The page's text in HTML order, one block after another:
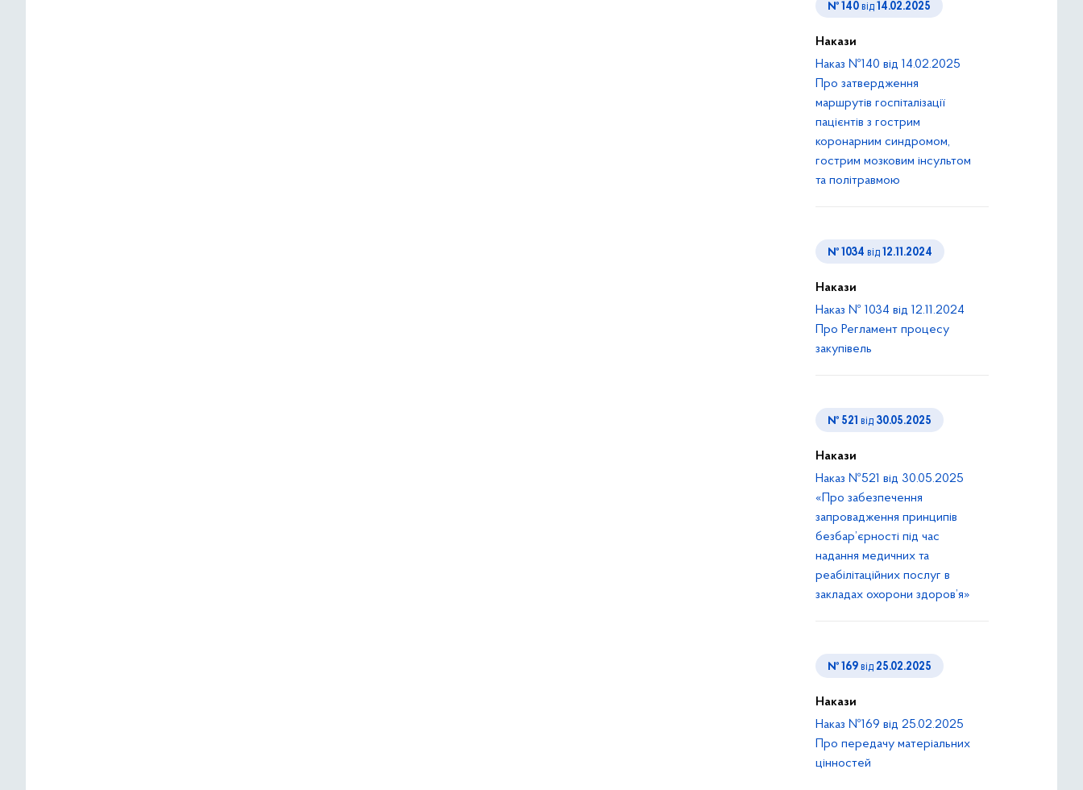
№ 140 від 14.02.2025
Накази
Наказ №140 від 14.02.2025
Про затвердження
маршрутів госпіталізації
пацієнтів з гострим
коронарним синдромом,
гострим мозковим інсультом
та політравмою
№ 1034 від 12.11.2024
Накази
Наказ № 1034 від 12.11.2024
Про Регламент процесу
закупівель
№ 521 від 30.05.2025
Накази
Наказ №521 від 30.05.2025
«Про забезпечення
запровадження принципів
безбар’єрності під час
надання медичних та
реабілітаційних послуг в
закладах охорони здоров’я»
№ 169 від 25.02.2025
Накази
Наказ №169 від 25.02.2025
Про передачу матеріальних
цінностей